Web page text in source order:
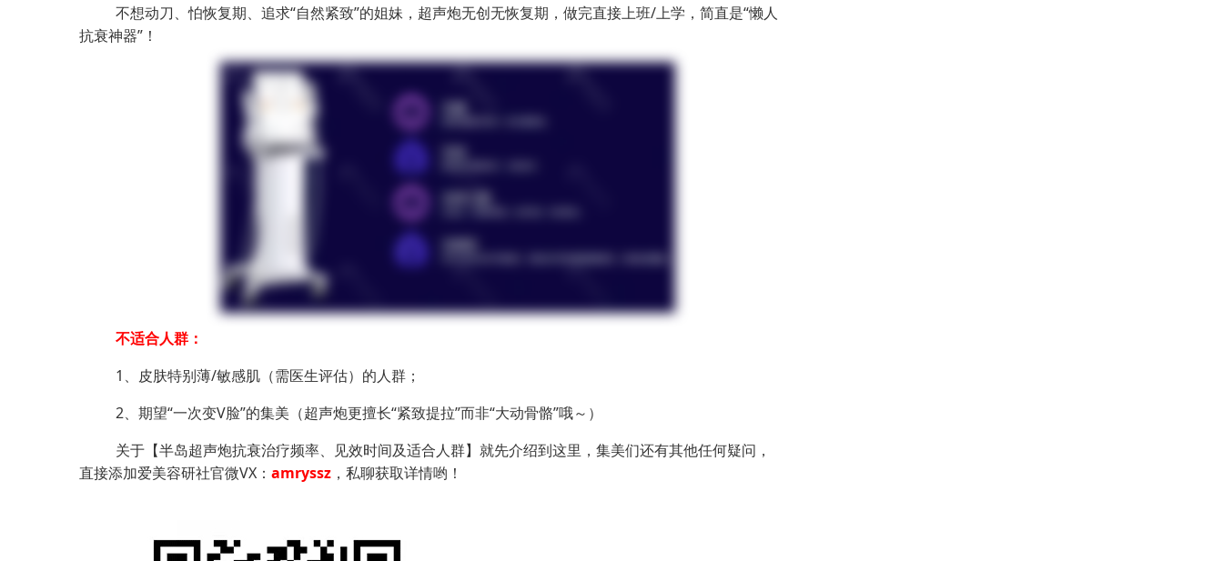
不想动刀、怕恢复期、追求“自然紧致”的姐妹，超声炮无创无恢复期，做完直接上班/上学，简直是“懒人
抗衰神器”！
不适合人群：
1、皮肤特别薄/敏感肌（需医生评估） 的人群；
2、期望“一次变V脸”的集美 （超声炮更擅长“紧致提拉”而非“大动骨骼”哦～）
关于【半岛超声炮抗衰治疗频率、见效时间及适合人群】就先介绍到这里，集美们还有其他任何疑问，
直接添加爱美容研社官微VX： amryssz ，私聊获取详情哟！